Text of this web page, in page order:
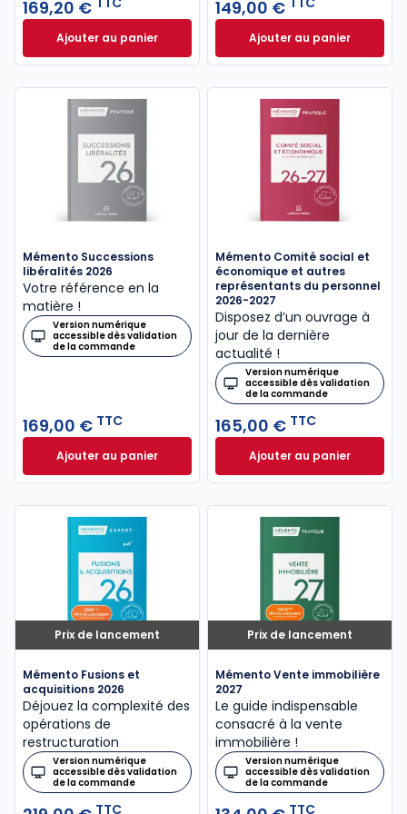
169,20 €
Ajouter au panierMémento Paie 2026 - 100% numérique à 169,20 €
149,00 €
Ajouter au panier
Mémento
Mémento Successions
libéralités 2026
Votre référence en la
matière !
Version numérique
accessible dès validation
de la commande
169,00 € TTC
Ajouter au panierMémento Successions libéralités 2026 à 169,00 €
Mémento Comité social et
économique et autres
représentants du personnel
2026-2027
Disposez d’un ouvrage à
jour de la dernière
actualité !
Version numérique
accessible dès validation
de la commande
165,00 € TTC
Ajouter au panierMémento Comité
Prix de lancement
Mémento Fusions et
acquisitions 2026
Déjouez la complexité des
opérations de
restructuration
Version numérique
accessible dès validation
de la commande
TTC
Prix de lancement
Mémento Vente immobilière
2027
Le guide indispensable
consacré à la vente
immobilière !
Version numérique
accessible dès validation
de la commande
TTC